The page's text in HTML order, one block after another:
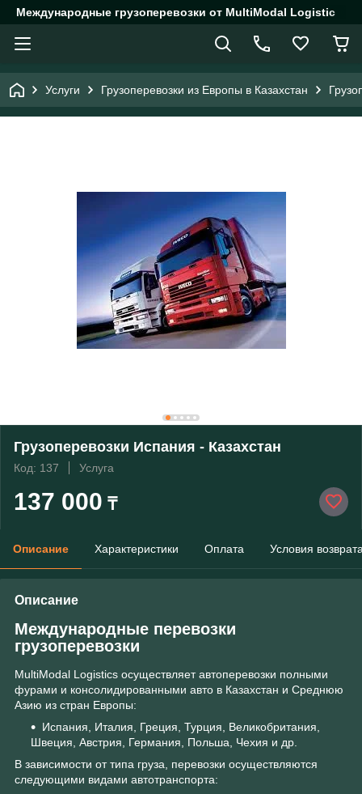
Международные грузоперевозки от MultiModal Logistic
Услуги Грузоперевозки из Европы в Казахстан
Грузоперевозки Испания - Казахстан
Код: 137 Услуга
137 000 ₸
Описание Характеристики Оплата Условия
Описание
Международные перевозки
грузоперевозки
MultiModal Logistics осуществляет автоперевозки полными
фурами и консолидированными авто в Казахстан и Среднюю
Азию из стран Европы:
Испания, Италия, Греция, Турция, Великобритания,
Швеция, Австрия, Германия, Польша, Чехия и др.
В зависимости от типа груза, перевозки осуществляются
следующими видами автотранспорта: